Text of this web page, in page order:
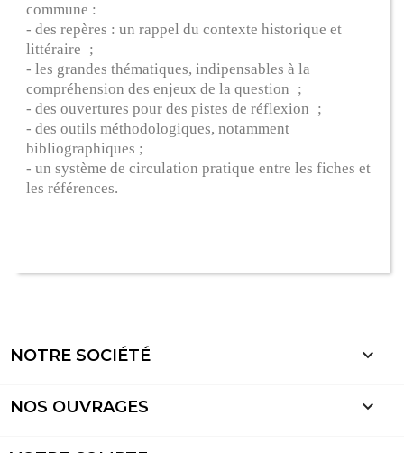
commune :
- des repères : un rappel du contexte historique et
littéraire ;
- les grandes thématiques, indipensables à la
compréhension des enjeux de la question ;
- des ouvertures pour des pistes de réflexion ;
- des outils méthodologiques, notamment
bibliographiques ;
- un système de circulation pratique entre les fiches et
les références.
NOTRE SOCIÉTÉ 
NOS OUVRAGES 